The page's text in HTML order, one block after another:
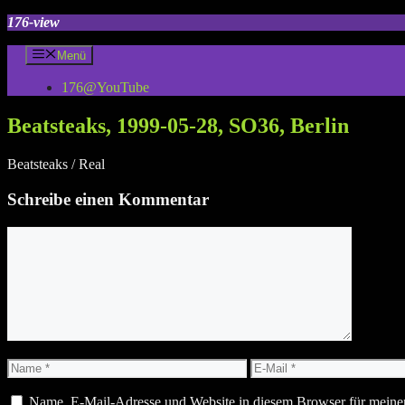
Zum
springen
176-view
Menü
176@YouTube
Beatsteaks, 1999-05-28, SO36, Berlin
Beatsteaks / Real
Schreibe einen Kommentar
Name
E-
Mail
Name, E-Mail-Adresse und Website in diesem Browser für